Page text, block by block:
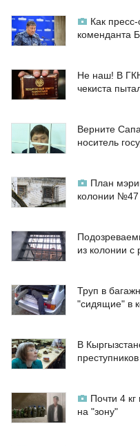
Как
коменданта
Не наш! В
чекиста
Верните
носитель
План
колонии №47
из колонии
Труп в
"сидящие" в
В
Почти 4
на "зону"